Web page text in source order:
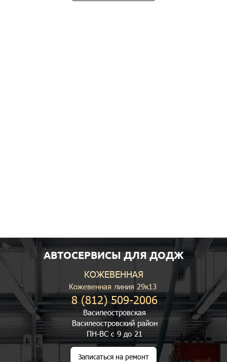
АВТОСЕРВИСЫ ДЛЯ ДОДЖ
КОЖЕВЕННАЯ
Кожевенная линия 29к13
8 (812) 509-2006
Василеостровская
Василеостровский район
ПН-ВС с 9 до 21
Записаться на ремонт